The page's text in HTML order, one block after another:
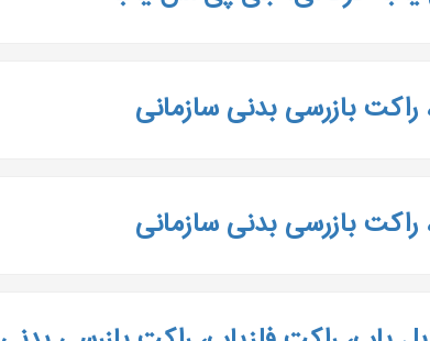
بازرسی بدنی سازمانی
بازرسی بدنی سازمانی